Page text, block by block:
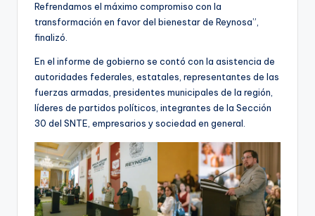
Refrendamos el máximo compromiso con la
transformación en favor del bienestar de Reynosa”,
finalizó.
En el informe de gobierno se contó con la asistencia de
autoridades federales, estatales, representantes de las
fuerzas armadas, presidentes municipales de la región,
líderes de partidos políticos, integrantes de la Sección
30 del SNTE, empresarios y sociedad en general.